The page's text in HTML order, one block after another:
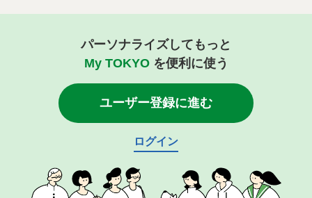
パーソナライズしてもっと
My TOKYOを便利に使う
ユーザー登録に進む
ログイン